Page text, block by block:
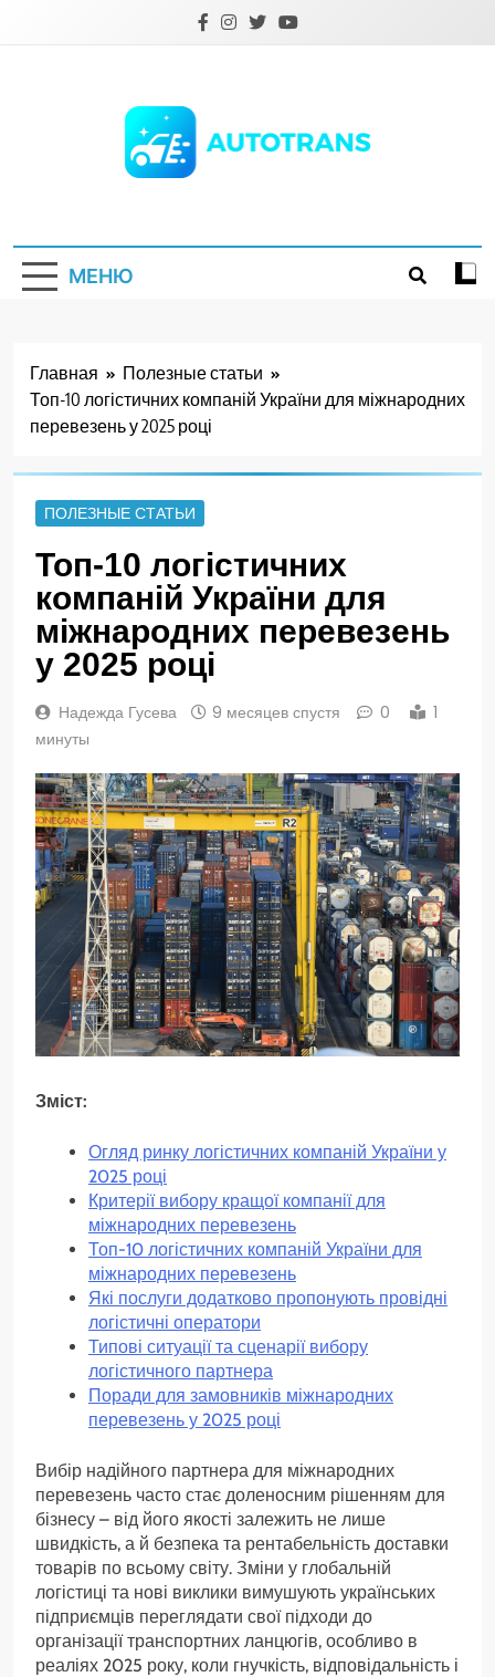
МЕНЮ
Главная
Полезные статьи
Топ-10 логістичних компаній України для міжнародних
перевезень у 2025 році
ПОЛЕЗНЫЕ СТАТЬИ
Топ-10 логістичних
компаній України для
міжнародних перевезень
у 2025 році
Надежда Гусева 9 месяцев спустя 0
1
минуты
Зміст:
Огляд ринку логістичних компаній України у
2025 році
Критерії вибору кращої компанії для
міжнародних перевезень
Топ-10 логістичних компаній України для
міжнародних перевезень
Які послуги додатково пропонують провідні
логістичні оператори
Типові ситуації та сценарії вибору
логістичного партнера
Поради для замовників міжнародних
перевезень у 2025 році
Вибір надійного партнера для міжнародних
перевезень часто стає доленосним рішенням для
бізнесу – від його якості залежить не лише
швидкість, а й безпека та рентабельність доставки
товарів по всьому світу. Зміни у глобальній
логістиці та нові виклики вимушують українських
підприємців переглядати свої підходи до
організації транспортних ланцюгів, особливо в
реаліях 2025 року, коли гнучкість, відповідальність і